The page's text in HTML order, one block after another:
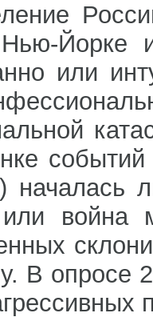
Йорке
или
началась
война
В опросе